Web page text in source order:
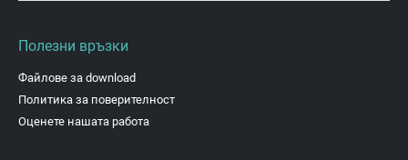
Полезни връзки
Файлове за download
Политика за поверителност
Оценете нашата работа